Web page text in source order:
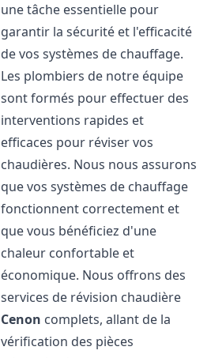
une tâche essentielle pour
garantir la sécurité et l'efficacité
de vos systèmes de chauffage.
Les plombiers de notre équipe
sont formés pour effectuer des
interventions rapides et
efficaces pour réviser vos
chaudières. Nous nous assurons
que vos systèmes de chauffage
fonctionnent correctement et
que vous bénéficiez d'une
chaleur confortable et
économique. Nous offrons des
services de révision chaudière
Cenon complets, allant de la
vérification des pièces